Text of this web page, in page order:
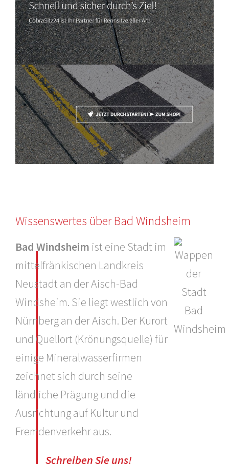
Wissenswertes über Bad Windsheim
Bad Windsheim ist eine Stadt im
mittelfränkischen Landkreis
Neustadt an der Aisch-Bad
Windsheim. Sie liegt westlich von
Nürnberg an der Aisch. Der Kurort
und Quellort (Krönungsquelle) für
einige Mineralwasserfirmen
zeichnet sich durch seine
ländliche Prägung und die
Ausrichtung auf Kultur und
Fremdenverkehr aus.
Schreiben Sie uns!